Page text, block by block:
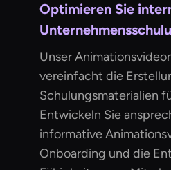
Optimieren Sie
Unser
vereinfacht die
Schulungsmaterialien
Entwickeln Sie
informative
Onboarding und die